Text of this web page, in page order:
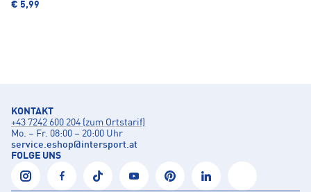
€ 5,99
KONTAKT
+43 7242 600 204 (zum Ortstarif)
Mo. – Fr. 08:00 – 20:00 Uhr
service.eshop@intersport.at
FOLGE UNS